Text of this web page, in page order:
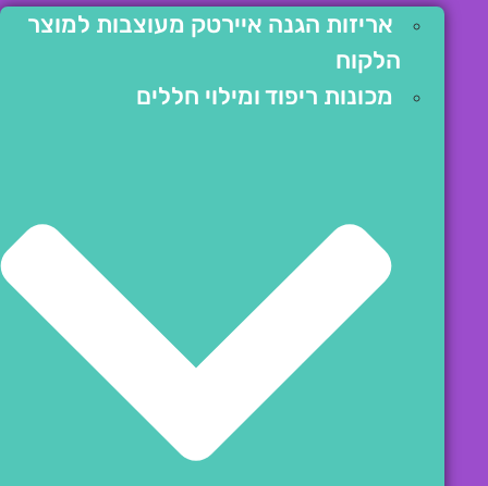
אריזות הגנה איירטק מעוצבות למוצר
הלקוח
מכונות ריפוד ומילוי חללים